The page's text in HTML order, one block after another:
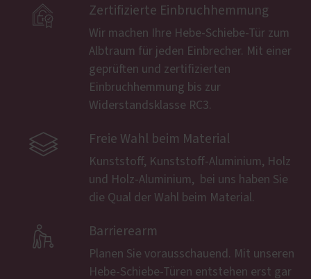
 Zertifizierte Einbruchhemmung
Wir machen Ihre Hebe-Schiebe-Tür zum
Albtraum für jeden Einbrecher. Mit einer
geprüften und zertifizierten
Einbruchhemmung bis zur
Widerstandsklasse RC3.
 Freie Wahl beim Material
Kunststoff, Kunststoff-Aluminium, Holz
und Holz-Aluminium, ­ bei uns haben Sie
die Qual der Wahl beim Material.
 Barrierearm
Planen Sie vorausschauend. Mit unseren
Hebe-Schiebe-Türen entstehen erst gar